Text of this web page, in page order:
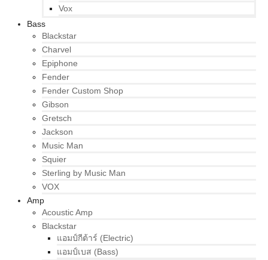
Vox
Bass
Blackstar
Charvel
Epiphone
Fender
Fender Custom Shop
Gibson
Gretsch
Jackson
Music Man
Squier
Sterling by Music Man
VOX
Amp
Acoustic Amp
Blackstar
แอมป์กีต้าร์ (Electric)
แอมป์เบส (Bass)